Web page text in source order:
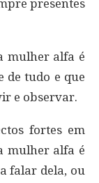
presentes
mulher alfa é
de tudo e que
e observar.
fortes em
mulher alfa é
falar dela, ou